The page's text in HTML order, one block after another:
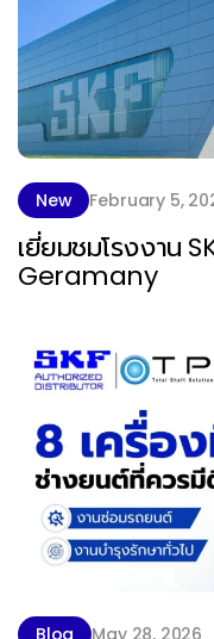
New February 5,
เยี่ยมชมโรงงาน
Geramany